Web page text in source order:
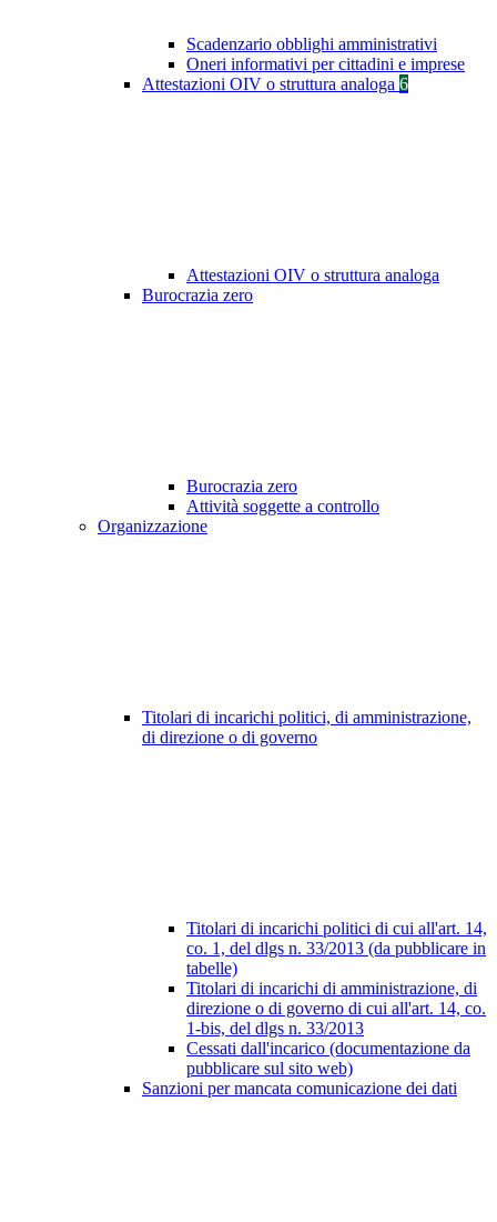
Scadenzario obblighi amministrativi
Oneri informativi per cittadini e imprese
Attestazioni OIV o struttura analoga 6
Attestazioni OIV o struttura analoga
Burocrazia zero
Burocrazia zero
Attività soggette a controllo
Organizzazione
Titolari di incarichi politici, di amministrazione,
di direzione o di governo
Titolari di incarichi politici di cui all'art. 14,
co. 1, del dlgs n. 33/2013 (da pubblicare in
tabelle)
Titolari di incarichi di amministrazione, di
direzione o di governo di cui all'art. 14, co.
1-bis, del dlgs n. 33/2013
Cessati dall'incarico (documentazione da
pubblicare sul sito web)
Sanzioni per mancata comunicazione dei dati